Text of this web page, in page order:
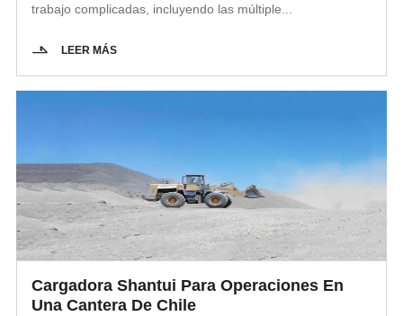
trabajo complicadas, incluyendo las múltiple...
LEER MÁS
Cargadora Shantui Para Operaciones En
Una Cantera De Chile